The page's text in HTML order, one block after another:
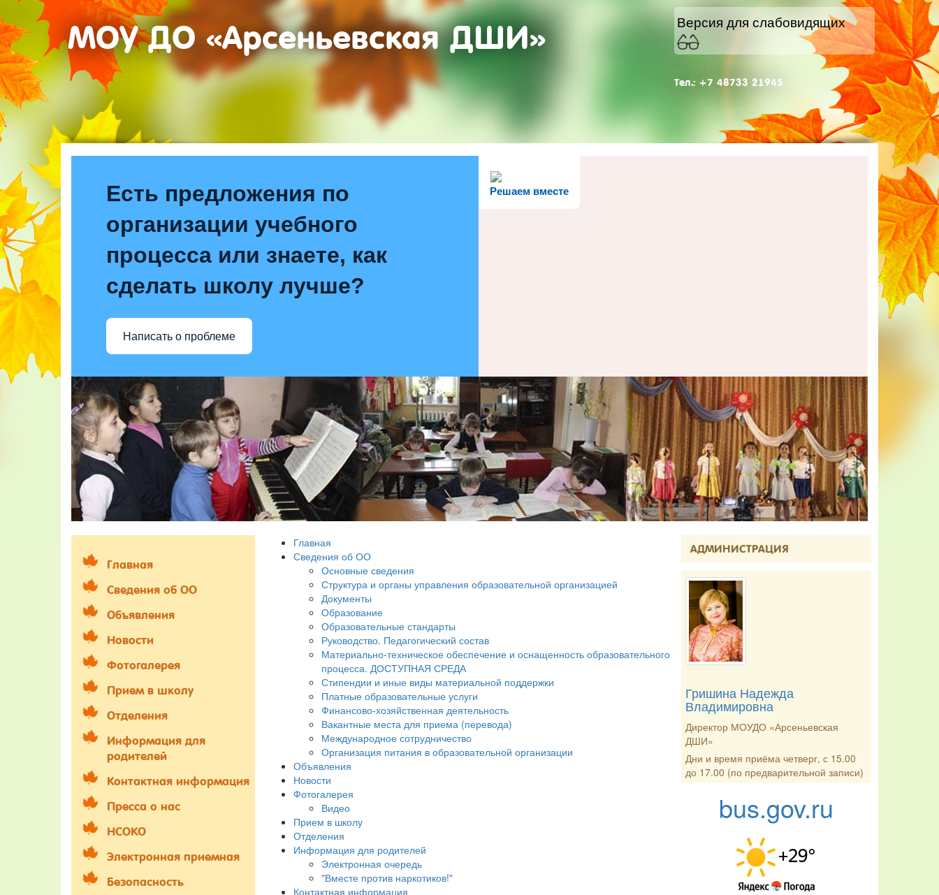
МОУ ДО «Арсеньевская ДШИ» Версия для слабовидящих
Тел.: +7 48733 21945
Решаем вместе
Есть предложения по
организации учебного
процесса или знаете, как
сделать школу лучше?
Написать о проблеме
Главная
Сведения об ОО
Объявления
Новости
Фотогалерея
Прием в школу
Отделения
Информация для
родителей
Контактная информация
Пресса о нас
НСОКО
Электронная приемная
Безопасность
Главная
Сведения об ОО
Основные сведения
Структура и органы управления образовательной организацией
Документы
Образование
Образовательные стандарты
Руководство. Педагогический состав
Материально-техническое обеспечение и оснащенность образовательного
процесса. ДОСТУПНАЯ СРЕДА
Стипендии и иные виды материальной поддержки
Платные образовательные услуги
Финансово-хозяйственная деятельность
Вакантные места для приема (перевода)
Международное сотрудничество
Организация питания в образовательной организации
Объявления
Новости
Фотогалерея
Видео
Прием в школу
Отделения
Информация для родителей
Электронная очередь
"Вместе против наркотиков!"
Контактная информация
АДМИНИСТРАЦИЯ
Гришина Надежда
Владимировна
Директор МОУДО «Арсеньевская
ДШИ»
Дни и время приёма четверг, с 15.00
до 17.00 (по предварительной записи)
bus.gov.ru